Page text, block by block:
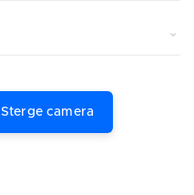
Sterge camera